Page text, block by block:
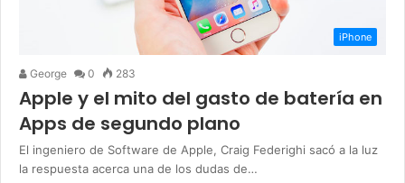
iPhone
George 0 283
Apple y el mito del gasto de batería en
Apps de segundo plano
El ingeniero de Software de Apple, Craig Federighi sacó a la luz
la respuesta acerca una de los dudas de…